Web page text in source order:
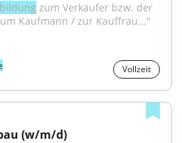
zum Verkäufer bzw. der
Kaufmann / zur Kauffrau..."
Vollzeit
(w/m/d)